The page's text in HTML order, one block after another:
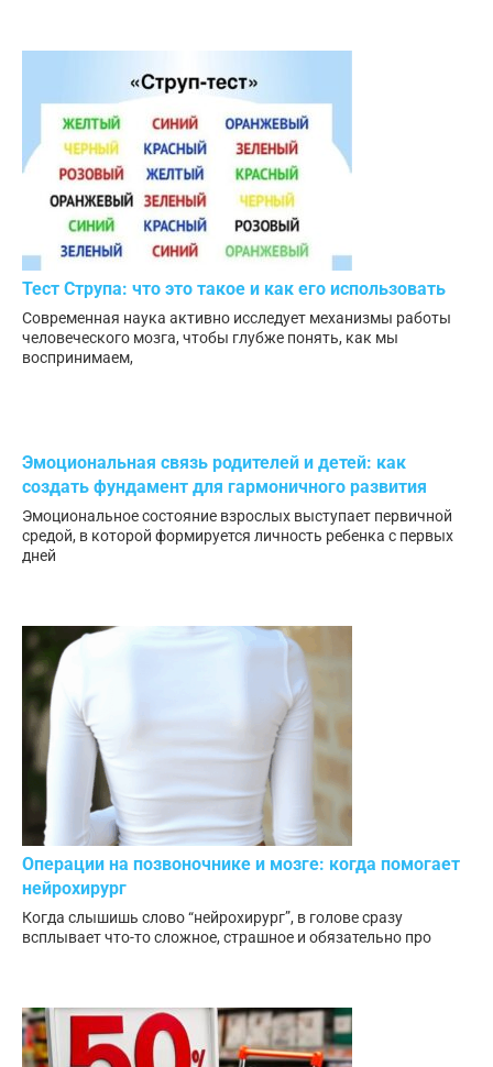
Тест Струпа: что это такое и как его использовать
Современная наука активно исследует механизмы работы
человеческого мозга, чтобы глубже понять, как мы
воспринимаем,
Эмоциональная связь родителей и детей: как
создать фундамент для гармоничного развития
Эмоциональное состояние взрослых выступает первичной
средой, в которой формируется личность ребенка с первых
дней
Операции на позвоночнике и мозге: когда помогает
нейрохирург
Когда слышишь слово “нейрохирург”, в голове сразу
всплывает что-то сложное, страшное и обязательно про